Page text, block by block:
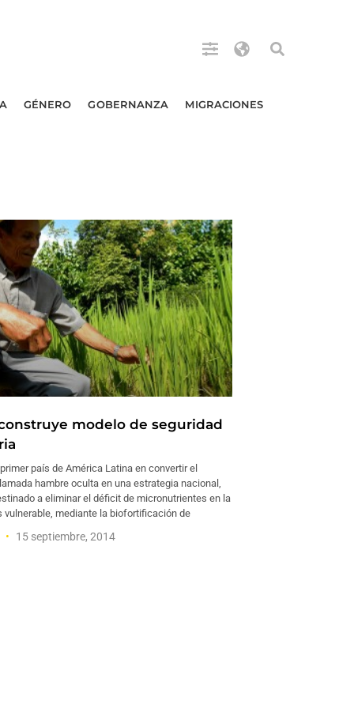
GÉNERO GOBERNANZA MIGRACIONES
modelo de seguridad
país de América Latina en convertir el
hambre oculta en una estrategia nacional,
a eliminar el déficit de micronutrientes en la
vulnerable, mediante la biofortificación de
15 septiembre, 2014